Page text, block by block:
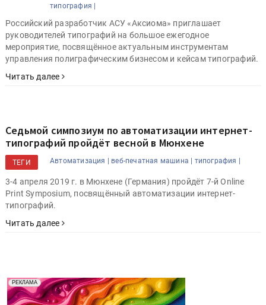
типография |
Российский разработчик АСУ «Аксиома» приглашает
руководителей типографий на большое ежегодное
мероприятие, посвящённое актуальным инструментам
управления полиграфическим бизнесом и кейсам типографий.
Читать далее
Седьмой симпозиум по автоматизации интернет-
типографий пройдёт весной в Мюнхене
ТЕГИ Автоматизация | веб-печатная машина | типография |
3-4 апреля 2019 г. в Мюнхене (Германия) пройдёт 7-й Online
Print Symposium, посвящённый автоматизации интернет-
типографий.
Читать далее
РЕКЛАМА
Реклама. Рекламодатель ООО "Передовые Системы
Печати" erid: 2SDnjd2d4Qz